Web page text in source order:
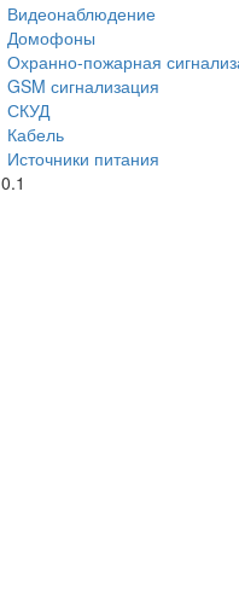
Видеонаблюдение
Домофоны
Охранно-пожарная
GSM сигнализация
СКУД
Кабель
Источники питания
0.1